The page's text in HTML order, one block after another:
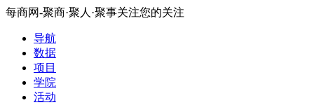
每商网-聚商·聚人·聚事关注您的关注
导航
数据
项目
学院
活动